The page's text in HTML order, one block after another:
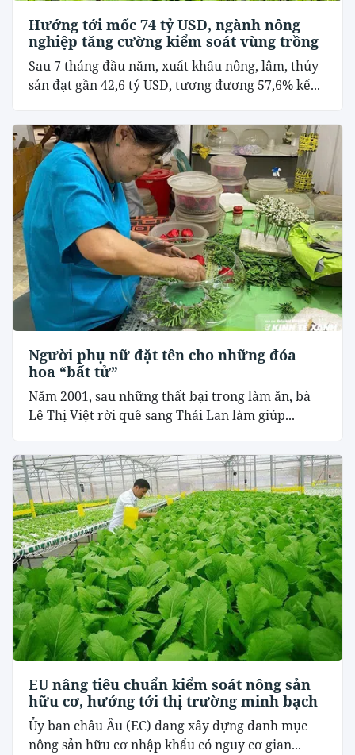
Hướng tới mốc 74 tỷ USD, ngành nông
nghiệp tăng cường kiểm soát vùng trồng
Sau 7 tháng đầu năm, xuất khẩu nông, lâm, thủy
sản đạt gần 42,6 tỷ USD, tương đương 57,6% kế...
Người phụ nữ đặt tên cho những đóa
hoa “bất tử”
Năm 2001, sau những thất bại trong làm ăn, bà
Lê Thị Việt rời quê sang Thái Lan làm giúp...
EU nâng tiêu chuẩn kiểm soát nông sản
hữu cơ, hướng tới thị trường minh bạch
Ủy ban châu Âu (EC) đang xây dựng danh mục
nông sản hữu cơ nhập khẩu có nguy cơ gian...